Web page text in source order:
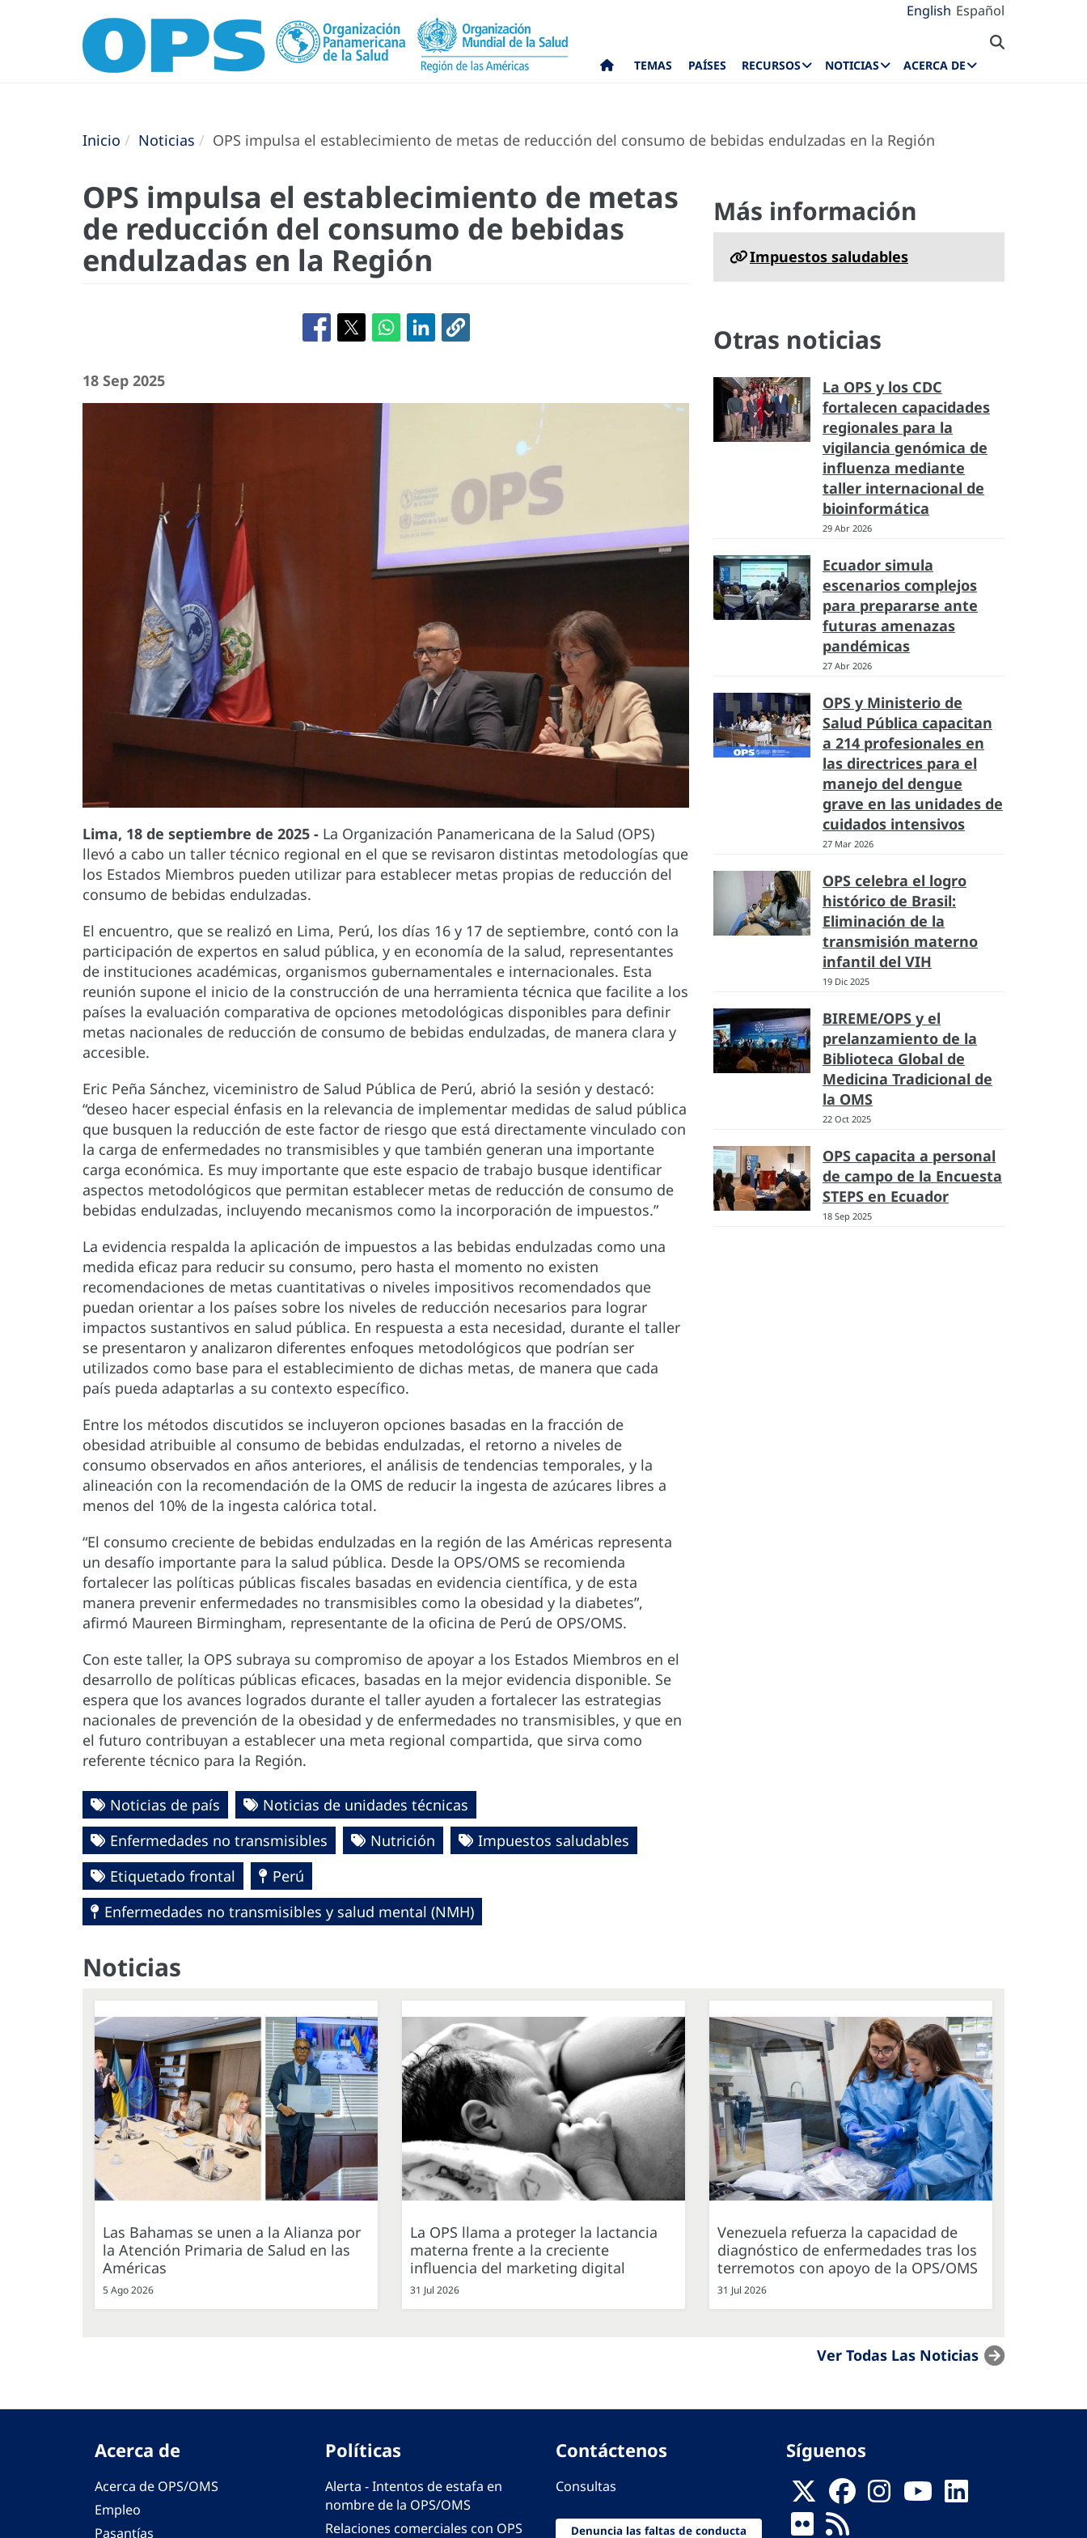
English Español
TEMAS PAÍSES RECURSOS NOTICIAS ACERCA DE
Inicio Noticias OPS impulsa el establecimiento de metas de reducción del consumo de bebidas endulzadas en la Región
OPS impulsa el establecimiento de metas
de reducción del consumo de bebidas
endulzadas en la Región
18 Sep 2025
Lima, 18 de septiembre de 2025 - La Organización Panamericana de la Salud (OPS)
llevó a cabo un taller técnico regional en el que se revisaron distintas metodologías que
los Estados Miembros pueden utilizar para establecer metas propias de reducción del
consumo de bebidas endulzadas.
El encuentro, que se realizó en Lima, Perú, los días 16 y 17 de septiembre, contó con la
participación de expertos en salud pública, y en economía de la salud, representantes
de instituciones académicas, organismos gubernamentales e internacionales. Esta
reunión supone el inicio de la construcción de una herramienta técnica que facilite a los
países la evaluación comparativa de opciones metodológicas disponibles para definir
metas nacionales de reducción de consumo de bebidas endulzadas, de manera clara y
accesible.
Eric Peña Sánchez, viceministro de Salud Pública de Perú, abrió la sesión y destacó:
“deseo hacer especial énfasis en la relevancia de implementar medidas de salud pública
que busquen la reducción de este factor de riesgo que está directamente vinculado con
la carga de enfermedades no transmisibles y que también generan una importante
carga económica. Es muy importante que este espacio de trabajo busque identificar
aspectos metodológicos que permitan establecer metas de reducción de consumo de
bebidas endulzadas, incluyendo mecanismos como la incorporación de impuestos.”
La evidencia respalda la aplicación de impuestos a las bebidas endulzadas como una
medida eficaz para reducir su consumo, pero hasta el momento no existen
recomendaciones de metas cuantitativas o niveles impositivos recomendados que
puedan orientar a los países sobre los niveles de reducción necesarios para lograr
impactos sustantivos en salud pública. En respuesta a esta necesidad, durante el taller
se presentaron y analizaron diferentes enfoques metodológicos que podrían ser
utilizados como base para el establecimiento de dichas metas, de manera que cada
país pueda adaptarlas a su contexto específico.
Entre los métodos discutidos se incluyeron opciones basadas en la fracción de
obesidad atribuible al consumo de bebidas endulzadas, el retorno a niveles de
consumo observados en años anteriores, el análisis de tendencias temporales, y la
alineación con la recomendación de la OMS de reducir la ingesta de azúcares libres a
menos del 10% de la ingesta calórica total.
“El consumo creciente de bebidas endulzadas en la región de las Américas representa
un desafío importante para la salud pública. Desde la OPS/OMS se recomienda
fortalecer las políticas públicas fiscales basadas en evidencia científica, y de esta
manera prevenir enfermedades no transmisibles como la obesidad y la diabetes”,
afirmó Maureen Birmingham, representante de la oficina de Perú de OPS/OMS.
Con este taller, la OPS subraya su compromiso de apoyar a los Estados Miembros en el
desarrollo de políticas públicas eficaces, basadas en la mejor evidencia disponible. Se
espera que los avances logrados durante el taller ayuden a fortalecer las estrategias
nacionales de prevención de la obesidad y de enfermedades no transmisibles, y que en
el futuro contribuyan a establecer una meta regional compartida, que sirva como
referente técnico para la Región.
Noticias de país
Noticias de unidades técnicas
Enfermedades no transmisibles
Nutrición
Impuestos saludables
Etiquetado frontal
Perú
Enfermedades no transmisibles y salud mental (NMH)
Más información
Impuestos saludables
Otras noticias
La OPS y los CDC
fortalecen capacidades
regionales para la
vigilancia genómica de
influenza mediante
taller internacional de
bioinformática
29 Abr 2026
Ecuador simula
escenarios complejos
para prepararse ante
futuras amenazas
pandémicas
27 Abr 2026
OPS y Ministerio de
Salud Pública capacitan
a 214 profesionales en
las directrices para el
manejo del dengue
grave en las unidades de
cuidados intensivos
27 Mar 2026
OPS celebra el logro
histórico de Brasil:
Eliminación de la
transmisión materno
infantil del VIH
19 Dic 2025
BIREME/OPS y el
prelanzamiento de la
Biblioteca Global de
Medicina Tradicional de
la OMS
22 Oct 2025
OPS capacita a personal
de campo de la Encuesta
STEPS en Ecuador
18 Sep 2025
Noticias
Las Bahamas se unen a la Alianza por
la Atención Primaria de Salud en las
Américas
5 Ago 2026
La OPS llama a proteger la lactancia
materna frente a la creciente
influencia del marketing digital
31 Jul 2026
Venezuela refuerza la capacidad de
diagnóstico de enfermedades tras los
terremotos con apoyo de la OPS/OMS
31 Jul 2026
Ver Todas Las Noticias
Acerca de
Acerca de OPS/OMS
Empleo
Pasantías
Políticas
Alerta - Intentos de estafa en
nombre de la OPS/OMS
Relaciones comerciales con OPS
Contáctenos
Consultas
Denuncia las faltas de conducta
Síguenos